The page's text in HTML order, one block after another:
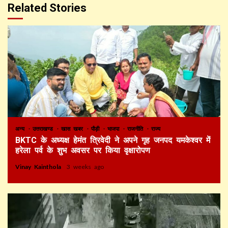
Related Stories
अन्य उत्तराखण्ड खास खबर पौड़ी भाजपा राजनीति राज्य
BKTC के अध्यक्ष हेमंत त्रिवेदी ने अपने गृह जनपद यमकेश्वर में
हरेला पर्व के शुभ अवसर पर किया वृक्षारोपण
Vinay Kainthola 3 weeks ago